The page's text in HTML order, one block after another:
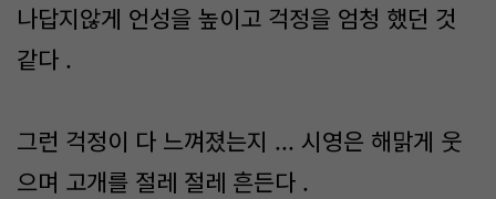
나답지않게 언성을 높이고 걱정을 엄청 했던 것
같다 .
그런 걱정이 다 느껴졌는지 ... 시영은 해맑게 웃
으며 고개를 절레 절레 흔든다 .